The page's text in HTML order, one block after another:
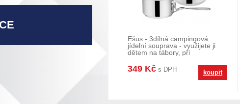
Ešus - 3dílná campingová
jídelní souprava - využijete ji
dětem na tábory, při
349 Kč s DPH koupit